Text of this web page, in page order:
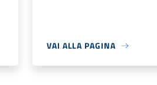
VAI ALLA PAGINA